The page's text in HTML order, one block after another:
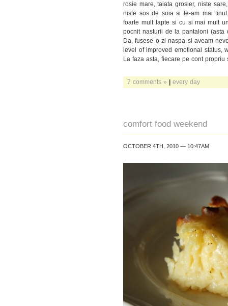
rosie mare, taiata grosier, niste
niste sos de soia si le-am mai
foarte mult lapte si cu si mai mult
pocnit nasturii de la pantaloni (asta
Da, fusese o zi naspa si aveam
level of improved emotional status,
La faza asta, fiecare pe cont propriu
7 comments » | every day
comfort food weekend
OCTOBER 4TH, 2010 — 10:47AM